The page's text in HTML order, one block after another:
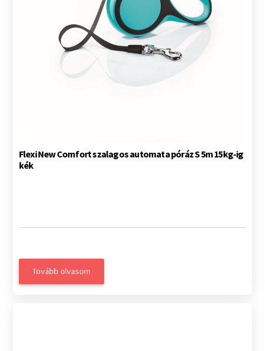
Flexi New Comfort szalagos automata póráz S 5m 15kg-ig
kék
Tovább olvasom